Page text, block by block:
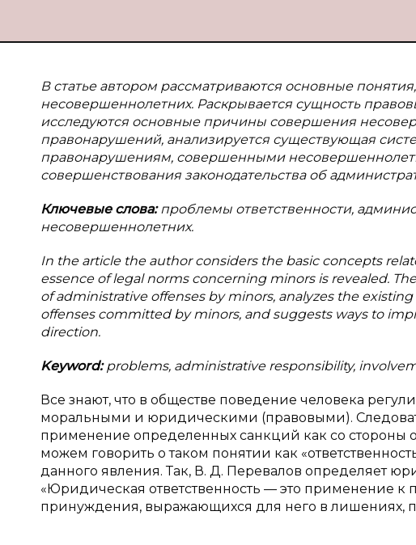
В статье автором рассматриваются основные
несовершеннолетних. Раскрывается сущность
исследуются основные причины совершения
правонарушений, анализируется существующая
правонарушениям, совершенными
совершенствования законодательства об
Ключевые слова:проблемы ответственности,
несовершеннолетних.
In the article the author considers the basic concepts
essence of legal norms concerning minors is revealed.
of administrative offenses by minors, analyzes the
offenses committed by minors, and suggests ways to
direction.
Keyword:problems, administrative responsibility,
Все знают, что в обществе поведение человека
моральными и юридическими (правовыми).
применение определенных санкций как со стороны
можем говорить о таком понятии как
данного явления. Так, В. Д. Перевалов определяет
«Юридическая ответственность — это применение к
принуждения, выражающихся для него в лишениях,